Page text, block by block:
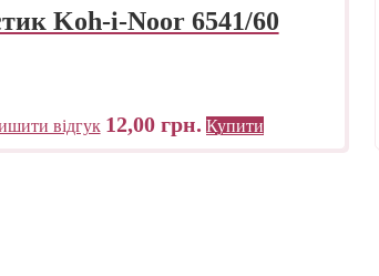
Koh-i-Noor 6541/60
відгук 12,00 грн. Купити